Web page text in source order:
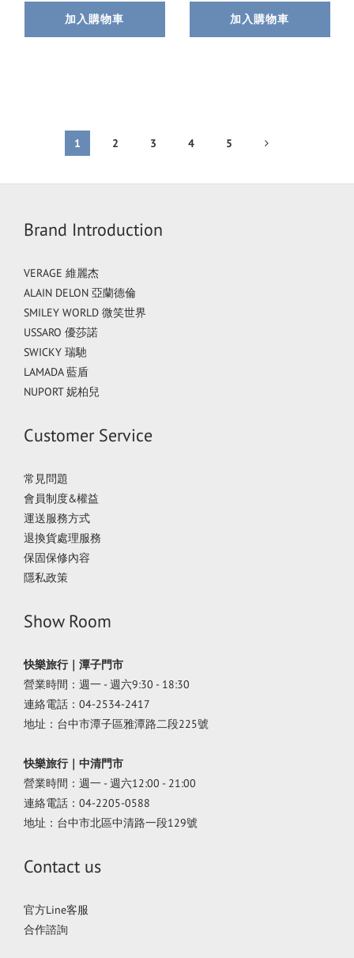
加入購物車 加入購物車
1 2 3 4 5
Brand Introduction
VERAGE 維麗杰
ALAIN DELON 亞蘭德倫
SMILEY WORLD 微笑世界
USSARO 優莎諾
SWICKY 瑞馳
LAMADA 藍盾
NUPORT 妮柏兒
Customer Service
常見問題
會員制度&權益
運送服務方式
退換貨處理服務
保固保修內容
隱私政策
Show Room
快樂旅行｜潭子門市
營業時間：週一 - 週六9:30 - 18:30
連絡電話：04-2534-2417
地址：台中市潭子區雅潭路二段225號
快樂旅行｜中清門市
營業時間：週一 - 週六12:00 - 21:00
連絡電話：04-2205-0588
地址：台中市北區中清路一段129號
Contact us
官方Line客服
合作諮詢